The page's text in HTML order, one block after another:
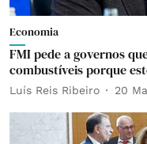
Economia
FMI pede a governos
combustíveis porque
Luís Reis Ribeiro 20